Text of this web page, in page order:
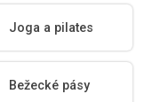
Joga a pilates
Bežecké pásy